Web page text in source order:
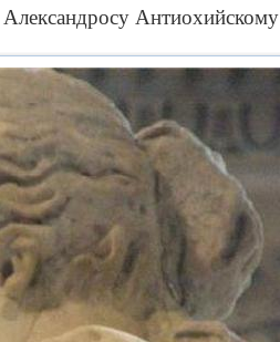
Антиохийскому